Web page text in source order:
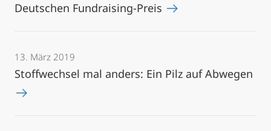
Deutschen Fundraising-Preis
13. März 2019
Stoffwechsel mal anders: Ein Pilz auf Abwegen